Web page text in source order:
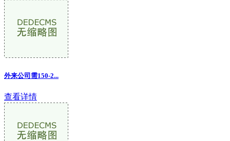
外来公司需150-2...
查看详情